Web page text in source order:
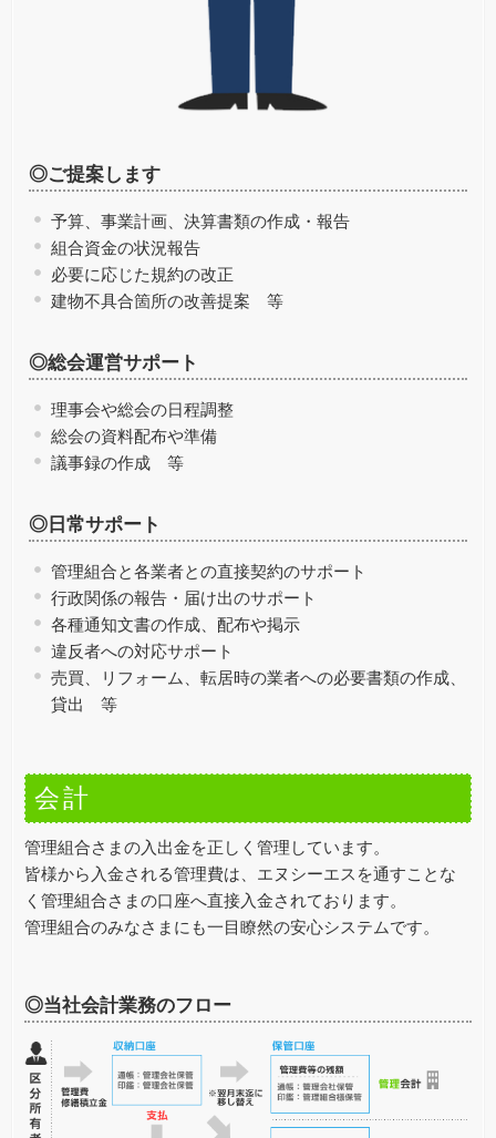
◎ご提案します
予算、事業計画、決算書類の作成・報告
組合資金の状況報告
必要に応じた規約の改正
建物不具合箇所の改善提案 等
◎総会運営サポート
理事会や総会の日程調整
総会の資料配布や準備
議事録の作成 等
◎日常サポート
管理組合と各業者との直接契約のサポート
行政関係の報告・届け出のサポート
各種通知文書の作成、配布や掲示
違反者への対応サポート
売買、リフォーム、転居時の業者への必要書類の作成、
貸出 等
会計
管理組合さまの入出金を正しく管理しています。
皆様から入金される管理費は、エヌシーエスを通すことな
く管理組合さまの口座へ直接入金されております。
管理組合のみなさまにも一目瞭然の安心システムです。
◎当社会計業務のフロー